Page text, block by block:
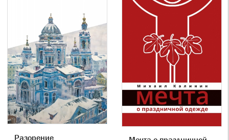
Разорение